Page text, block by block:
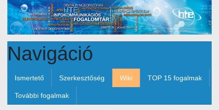
Ugrás a fő tartalomhoz
Navigáció
Ismertető Szerkesztőség Wiki TOP 15 fogalmak
További fogalmak